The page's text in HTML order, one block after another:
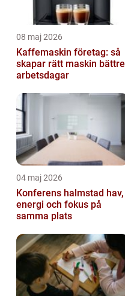
08 maj 2026
Kaffemaskin företag: så
skapar rätt maskin bättre
arbetsdagar
04 maj 2026
Konferens halmstad hav,
energi och fokus på
samma plats